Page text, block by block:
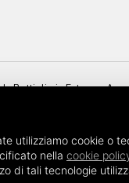
Bottiglieria Estense.
è lo shop online
utilizziamo cookie o
nella cookie
di tali tecnologie